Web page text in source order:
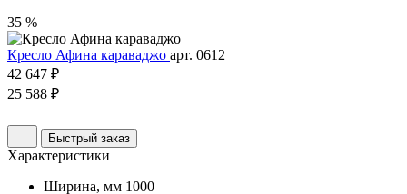
35 %
Кресло Афина караваджо арт. 0612
42 647 ₽
25 588 ₽
Быстрый заказ
Характеристики
Ширина, мм 1000